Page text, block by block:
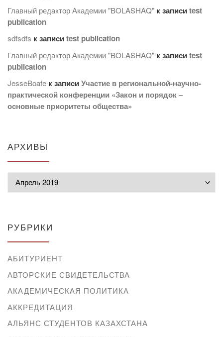
Главный редактор Академии "BOLASHAQ" к записиtest
publication
sdfsdfs к записиtest publication
Главный редактор Академии "BOLASHAQ" к записиtest
publication
JesseBoafe к записиУчастие в региональной-научно-
практической конференции «Закон и порядок –
основные приоритеты общества»
АРХИВЫ
РУБРИКИ
АБИТУРИЕНТ
АВТОРСКИЕ СВИДЕТЕЛЬСТВА
АКАДЕМИЧЕСКАЯ ПОЛИТИКА
АККРЕДИТАЦИЯ
АЛЬЯНС СТУДЕНТОВ КАЗАХСТАНА